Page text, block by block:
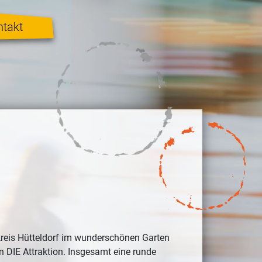
Hütteldorf im wunderschönen Garten
DIE Attraktion. Insgesamt eine runde